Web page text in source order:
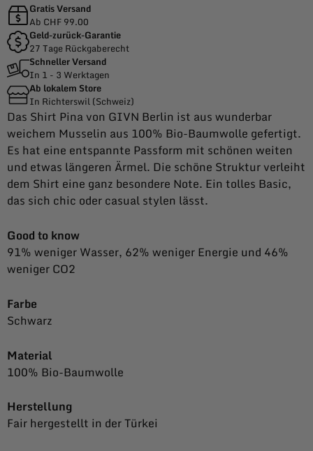
Gratis Versand
Ab CHF 99.00
Geld-zurück-Garantie
27 Tage Rückgaberecht
Schneller Versand
In 1 - 3 Werktagen
Ab lokalem Store
In Richterswil (Schweiz)
Das Shirt Pina von GIVN Berlin ist aus wunderbar
weichem Musselin aus 100% Bio-Baumwolle gefertigt.
Es hat eine entspannte Passform mit schönen weiten
und etwas längeren Ärmel. Die schöne Struktur verleiht
dem Shirt eine ganz besondere Note. Ein tolles Basic,
das sich chic oder casual stylen lässt.
Good to know
91% weniger Wasser, 62% weniger Energie und 46%
weniger CO2
Farbe
Schwarz
Material
100% Bio-Baumwolle
Herstellung
Fair hergestellt in der Türkei